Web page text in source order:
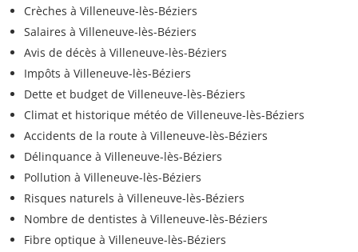
Crèches à Villeneuve-lès-Béziers
Salaires à Villeneuve-lès-Béziers
Avis de décès à Villeneuve-lès-Béziers
Impôts à Villeneuve-lès-Béziers
Dette et budget de Villeneuve-lès-Béziers
Climat et historique météo de Villeneuve-lès-Béziers
Accidents de la route à Villeneuve-lès-Béziers
Délinquance à Villeneuve-lès-Béziers
Pollution à Villeneuve-lès-Béziers
Risques naturels à Villeneuve-lès-Béziers
Nombre de dentistes à Villeneuve-lès-Béziers
Fibre optique à Villeneuve-lès-Béziers